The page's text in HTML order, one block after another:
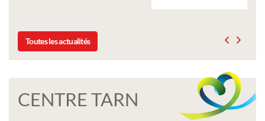
Toutes les actualités
CENTRE TARN